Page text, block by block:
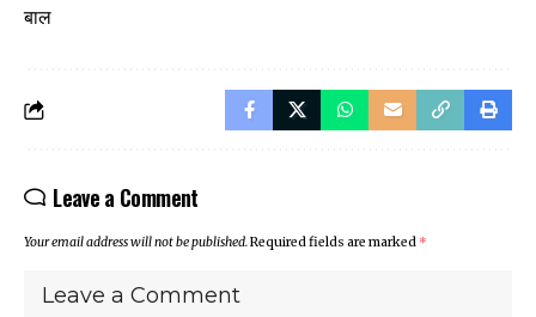
बाल
Leave a Comment
Your email address will not be published.Required fields are marked *